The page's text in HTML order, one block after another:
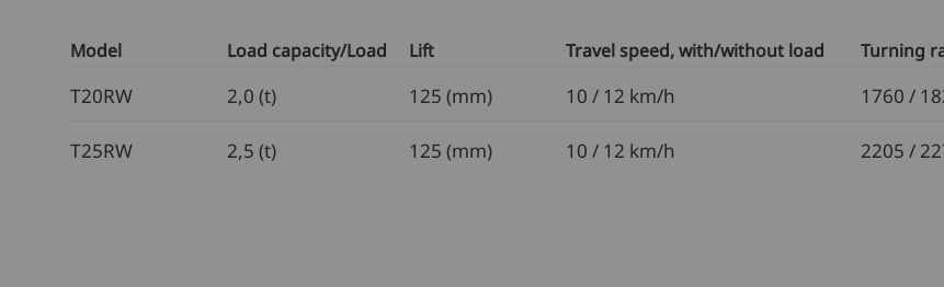
Model Load capacity/Load Lift Travel speed, with/without load Turning
T20RW 2,0 (t) 125 (mm) 10 / 12 km/h 1760 /
T25RW 2,5 (t) 125 (mm) 10 / 12 km/h 2205 /